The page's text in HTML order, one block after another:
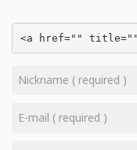
<a href=""